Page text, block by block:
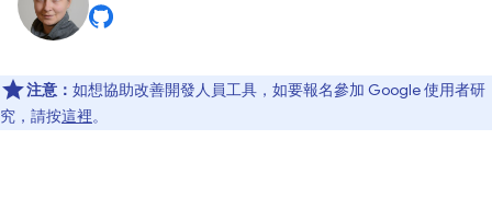
注意： 如想協助改善開發人員工具，如要報名參加 Google 使用者研
究，請按這裡。